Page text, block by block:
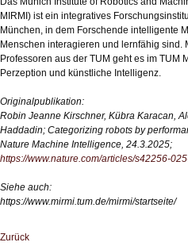
MIRMI) ist ein integratives
München, in dem Forschende intelligente
Menschen interagieren und lernfähig sind.
Professoren aus der TUM geht es im TUM
Perzeption und künstliche Intelligenz.
Originalpublikation:
Robin Jeanne Kirschner, Kübra Karacan,
Haddadin; Categorizing robots by
Nature Machine Intelligence, 24.3.2025;
https://www.nature.com/articles/s42256-
Siehe auch:
https://www.mirmi.tum.de/mirmi/startseite/
Zurück